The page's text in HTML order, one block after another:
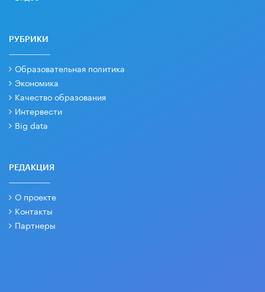
РУБРИКИ
Образовательная политика
Экономика
Качество образования
Интервести
Big data
РЕДАКЦИЯ
О проекте
Контакты
Партнеры